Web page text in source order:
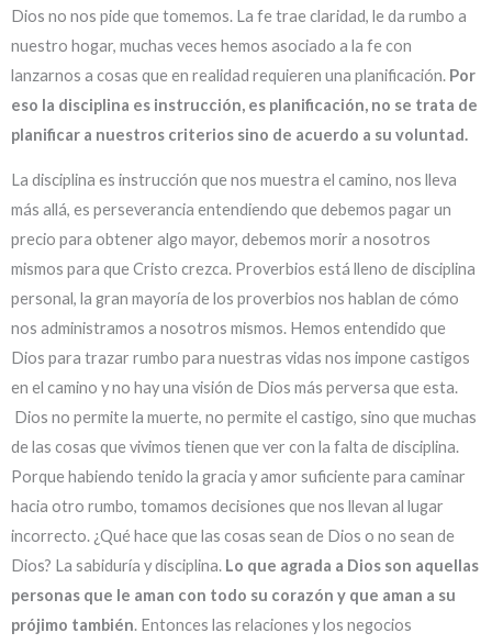
Dios no nos pide que tomemos. La fe trae claridad, le da rumbo a
nuestro hogar, muchas veces hemos asociado a la fe con
lanzarnos a cosas que en realidad requieren una planificación. Por
eso la disciplina es instrucción, es planificación, no se trata de
planificar a nuestros criterios sino de acuerdo a su voluntad.
La disciplina es instrucción que nos muestra el camino, nos lleva
más allá, es perseverancia entendiendo que debemos pagar un
precio para obtener algo mayor, debemos morir a nosotros
mismos para que Cristo crezca. Proverbios está lleno de disciplina
personal, la gran mayoría de los proverbios nos hablan de cómo
nos administramos a nosotros mismos. Hemos entendido que
Dios para trazar rumbo para nuestras vidas nos impone castigos
en el camino y no hay una visión de Dios más perversa que esta.
Dios no permite la muerte, no permite el castigo, sino que muchas
de las cosas que vivimos tienen que ver con la falta de disciplina.
Porque habiendo tenido la gracia y amor suficiente para caminar
hacia otro rumbo, tomamos decisiones que nos llevan al lugar
incorrecto. ¿Qué hace que las cosas sean de Dios o no sean de
Dios? La sabiduría y disciplina. Lo que agrada a Dios son aquellas
personas que le aman con todo su corazón y que aman a su
prójimo también. Entonces las relaciones y los negocios